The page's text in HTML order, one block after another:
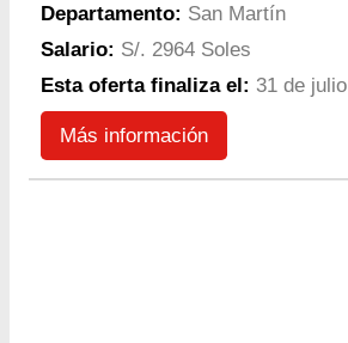
Departamento: San Martín
Salario: S/. 2964 Soles
Esta oferta finaliza el: 31 de
Más información